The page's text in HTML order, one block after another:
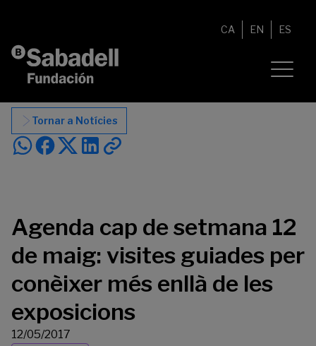
CA EN ES
Tornar a Notícies
Agenda cap de setmana 12
de maig: visites guiades per
conèixer més enllà de les
exposicions
12/05/2017